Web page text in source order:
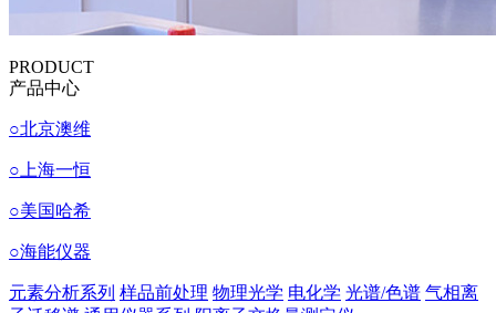
PRODUCT
产品中心
○北京澳维
○上海一恒
○美国哈希
○海能仪器
元素分析系列 样品前处理 物理光学 电化学 光谱/色谱 气相离